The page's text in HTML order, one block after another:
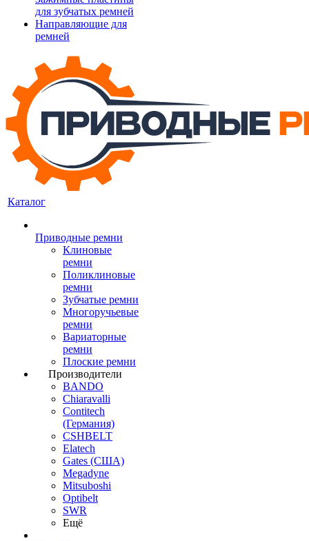
для зубчатых ремней
Направляющие для
ремней
Каталог
Приводные ремни
Клиновые
ремни
Поликлиновые
ремни
Зубчатые ремни
Многоручьевые
ремни
Вариаторные
ремни
Плоские ремни
Производители
BANDO
Chiaravalli
Contitech
(Германия)
CSHBELT
Elatech
Gates (США)
Megadyne
Mitsuboshi
Optibelt
SWR
Ещё